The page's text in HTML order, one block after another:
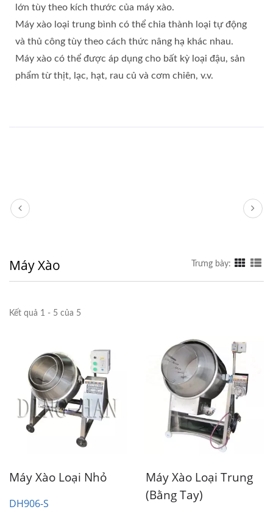
lớn tùy theo kích thước của máy xào.
Máy xào loại trung bình có thể chia thành loại tự động
và thủ công tùy theo cách thức nâng hạ khác nhau.
Máy xào có thể được áp dụng cho bất kỳ loại đậu, sản
phẩm từ thịt, lạc, hạt, rau củ và cơm chiên, v.v.
Máy Xào Trưng bày:
Kết quả 1 - 5 của 5
Máy Xào Loại Nhỏ
DH906-S
Máy Xào Loại Trung
(Bằng Tay)